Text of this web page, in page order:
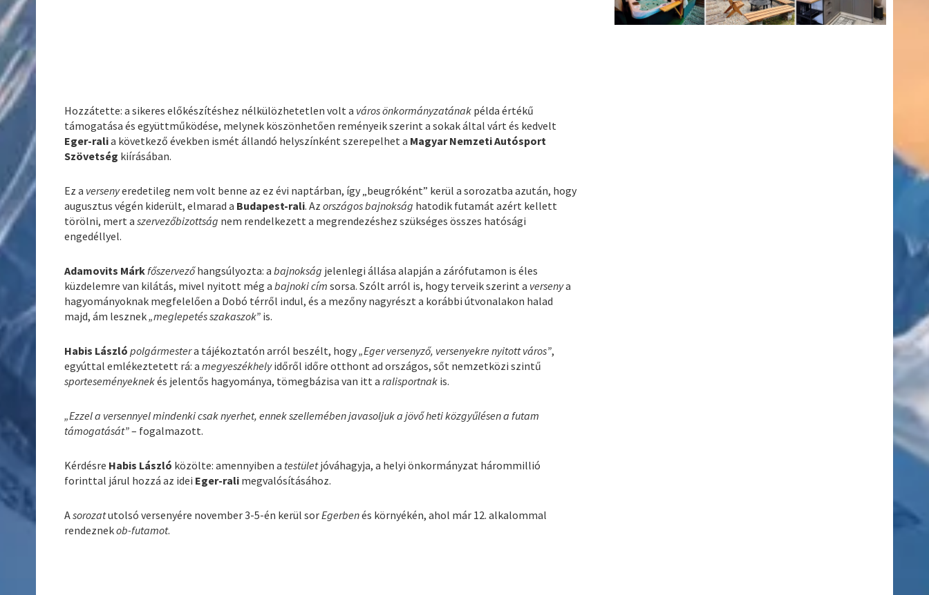
Hozzátette: a sikeres előkészítéshez nélkülözhetetlen volt a város önkormányzatának példa értékű
támogatása és együttműködése, melynek köszönhetően reményeik szerint a sokak által várt és kedvelt
Eger-ralia következő években ismét állandó helyszínként szerepelhet a Magyar Nemzeti Autósport
Szövetség kiírásában.
Ez a versenyeredetileg nem volt benne az ez évi naptárban, így „beugróként” kerül a sorozatba azután, hogy
augusztus végén kiderült, elmarad a Budapest-rali. Azországos bajnokság hatodik futamát azért kellett
törölni, mert aszervezőbizottság nem rendelkezett a megrendezéshez szükséges összes hatósági
engedéllyel.
Adamovits Márk főszervezőhangsúlyozta: abajnokság jelenlegi állása alapján a zárófutamon is éles
küzdelemre van kilátás, mivel nyitott még abajnoki cím sorsa. Szólt arról is, hogy terveik szerint a versenya
hagyományoknak megfelelően a Dobó térről indul, és a mezőny nagyrészt a korábbi útvonalakon halad
majd, ám lesznek„meglepetés szakaszok” is.
Habis László polgármestera tájékoztatón arról beszélt, hogy„Eger versenyző, versenyekre nyitott város”,
egyúttal emlékeztetett rá: amegyeszékhelyidőről időre otthont ad országos, sőt nemzetközi szintű
sporteseményeknekés jelentős hagyománya, tömegbázisa van itt aralisportnak is.
„Ezzel a versennyel mindenki csak nyerhet, ennek szellemében javasoljuk a jövő heti közgyűlésen a futam
támogatását”– fogalmazott.
Kérdésre Habis László közölte: amennyiben a testületjóváhagyja, a helyi önkormányzat hárommillió
forinttal járul hozzá az idei Eger-rali megvalósításához.
Asorozatutolsó versenyére november 3-5-én kerül sorEgerbenés környékén, ahol már 12. alkalommal
rendeznekob-futamot.